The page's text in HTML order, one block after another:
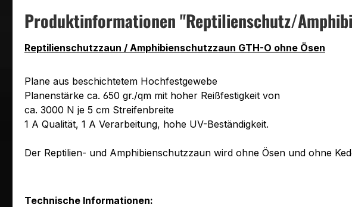
Produktinformationen "Reptilienschutz/
Reptilienschutzzaun / Amphibienschutzzaun GTH-O ohne Ösen
Plane aus beschichtetem Hochfestgewebe
Planenstärke ca. 650 gr./qm mit hoher Reißfestigkeit von
ca. 3000 N je 5 cm Streifenbreite
1 A Qualität, 1 A Verarbeitung, hohe UV-Beständigkeit.
Der Reptilien- und Amphibienschutzzaun wird ohne Ösen und ohne
Technische Informationen: